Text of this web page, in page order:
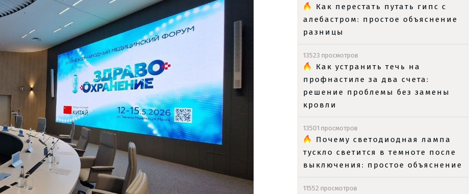
Как перестать путать гипс с
алебастром: простое объяснение
разницы
13523 просмотров
Как устранить течь на
профнастиле за два счета:
решение проблемы без замены
кровли
13501 просмотров
Почему светодиодная лампа
тускло светится в темноте после
выключения: простое объяснение
11552 просмотров